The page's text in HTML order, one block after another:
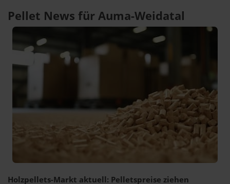
Pellet News für Auma-Weidatal
Holzpellets-Markt aktuell: Pelletspreise ziehen